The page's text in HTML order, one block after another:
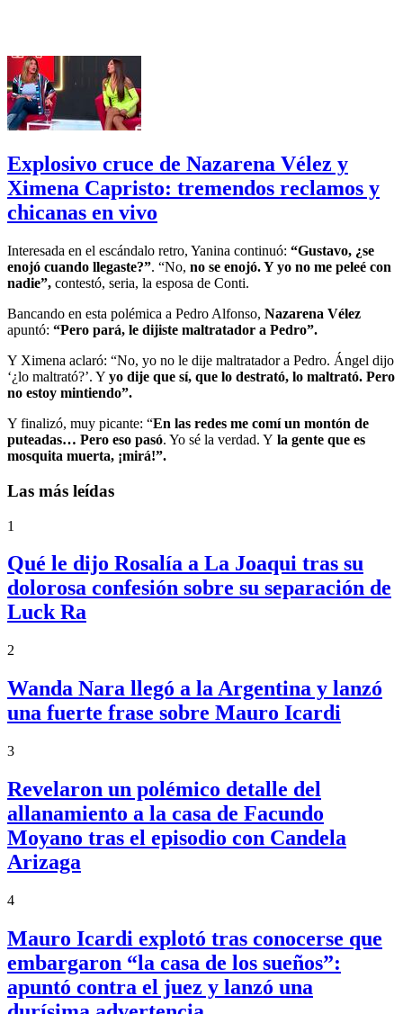
Explosivo cruce de Nazarena Vélez y
Ximena Capristo: tremendos reclamos y
chicanas en vivo
Interesada en el escándalo retro, Yanina continuó: “Gustavo, ¿se
enojó cuando llegaste?”. “No, no se enojó. Y yo no me peleé con
nadie”, contestó, seria, la esposa de Conti.
Bancando en esta polémica a Pedro Alfonso, Nazarena Vélez
apuntó: “Pero pará, le dijiste maltratador a Pedro”.
Y Ximena aclaró: “No, yo no le dije maltratador a Pedro. Ángel dijo
‘¿lo maltrató?’. Y yo dije que sí, que lo destrató, lo maltrató. Pero
no estoy mintiendo”.
Y finalizó, muy picante: “En las redes me comí un montón de
puteadas… Pero eso pasó. Yo sé la verdad. Y la gente que es
mosquita muerta, ¡mirá!”.
Las más leídas
1
Qué le dijo Rosalía a La Joaqui tras su
dolorosa confesión sobre su separación de
Luck Ra
2
Wanda Nara llegó a la Argentina y lanzó
una fuerte frase sobre Mauro Icardi
3
Revelaron un polémico detalle del
allanamiento a la casa de Facundo
Moyano tras el episodio con Candela
Arizaga
4
Mauro Icardi explotó tras conocerse que
embargaron “la casa de los sueños”:
apuntó contra el juez y lanzó una